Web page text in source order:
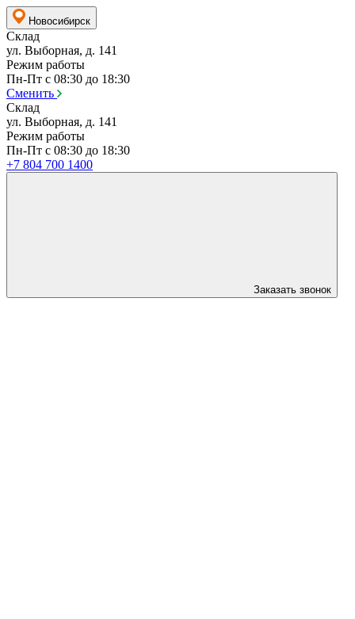
Новосибирск
Склад
ул. Выборная, д. 141
Режим работы
Пн-Пт с 08:30 до 18:30
Сменить
Склад
ул. Выборная, д. 141
Режим работы
Пн-Пт с 08:30 до 18:30
+7 804 700 1400
Заказать звонок